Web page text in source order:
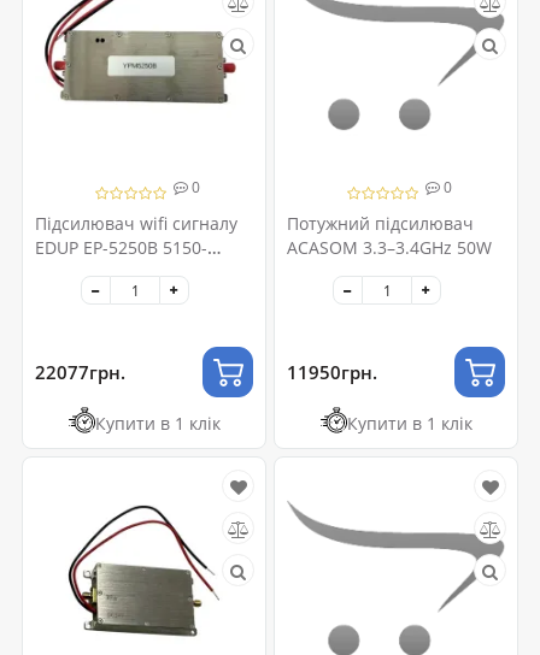
0
Підсилювач wifi сигналу
EDUP EP-5250B 5150-
5350MHz 50W
22077грн.
Купити в 1 клік
0
Потужний підсилювач
ACASOM 3.3–3.4GHz 50W
11950грн.
Купити в 1 клік